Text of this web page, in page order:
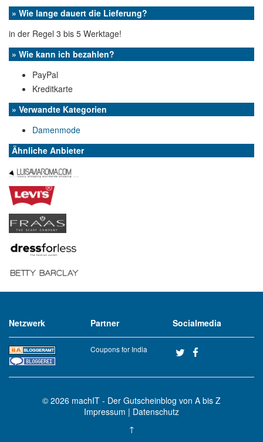
» Wie lange dauert die Lieferung?
in der Regel 3 bis 5 Werktage!
» Wie kann ich bezahlen?
PayPal
Kreditkarte
» Verwandte Kategorien
Damenmode
Ähnliche Anbieter
Netzwerk Partner
Coupons for India
Socialmedia
© 2026 machIT - Der Gutscheinblog von A bis Z
Impressum | Datenschutz
↑